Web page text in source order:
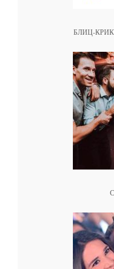
БЛИЦ-